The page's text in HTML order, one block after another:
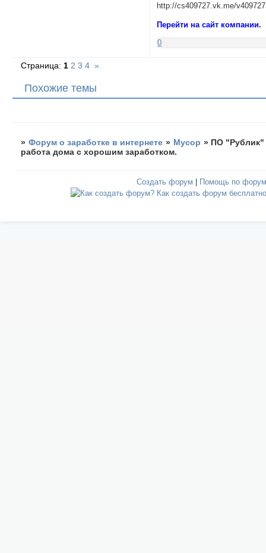
Перейти на сайт компании.
0
Страница:1 2 3 4 »
Похожие темы
» Форум о заработке в интернете » Мусор » ПО "Рублик"
работа дома с хорошим заработком.
Создать форум Помощь по